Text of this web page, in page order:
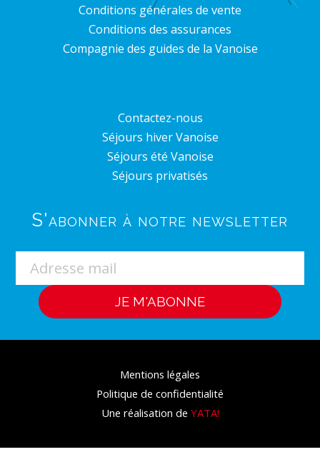
Conditions générales de vente
Conditions des assurances
Compagnie des guides de la Vanoise
Contactez-nous
Séjours hiver Vanoise
Séjours été Vanoise
Séjours privatisés
S'abonner à notre newsletter
Mentions légales
Politique de confidentialité
Une réalisation de YATA!